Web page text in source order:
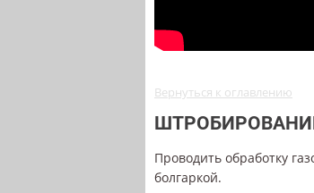
Вернуться к оглавлению
Проводить обработку
болгаркой.